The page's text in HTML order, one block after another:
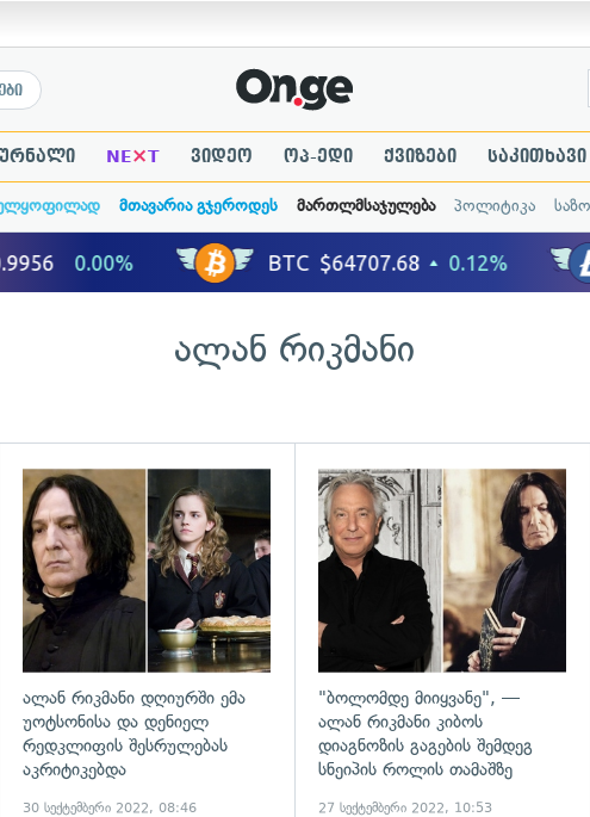
NE×T ვიდეო ოპ-ედი ქვიზები საკითხავი
მთავარია გჯეროდეს მართლმსაჯულება პოლიტიკა
ალან რიკმანი
გადახედვა
ალან რიკმანი დღიურში ემა
უოტსონისა და დენიელ
რედკლიფის შესრულებას
აკრიტიკებდა
30 სექტემბერი 2022, 08:46
"ბოლომდე მიიყვანე", —
ალან რიკმანი კიბოს
დიაგნოზის გაგების შემდეგ
სნეიპის როლის თამაშზე
27 სექტემბერი 2022, 10:53